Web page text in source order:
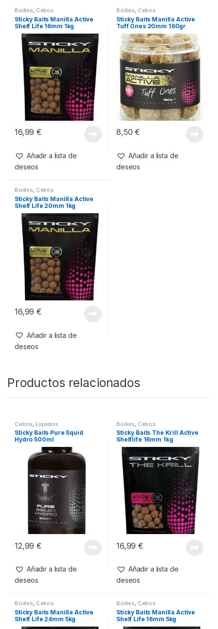
Boilies, Cebos
Sticky Baits Manilla Active
Shelf Life 16mm 1kg
16,99€
Añadir a lista de
deseos
Boilies, Cebos
Sticky Baits Manilla Active
Tuff Ones 20mm 160gr
8,50€
Añadir a lista de
deseos
Boilies, Cebos
Sticky Baits Manilla Active
Shelf Life 20mm 1kg
16,99€
Añadir a lista de
deseos
Productos relacionados
Cebos Liquidos
Sticky Baits Pure Squid
Hydro 500ml
12,99€
Añadir a lista de
deseos
Boilies Cebos
Sticky Baits The Krill Active
Shelflife 16mm 1kg
16,99€
Añadir a lista de
deseos
Boilies, Cebos
Sticky Baits Manilla Active
Shelf Life 24mm 5kg
Boilies, Cebos
Sticky Baits Manilla Active
Shelf Life 16mm 5kg